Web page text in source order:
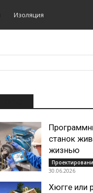
Изоляция
станок
жизнью
30.06.2026
Хюгге или